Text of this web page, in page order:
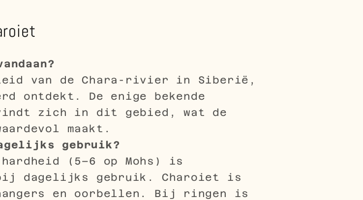
van de Chara-rivier in Siberië,
ontdekt. De enige bekende
zich in dit gebied, wat de
maakt.
gebruik?
(5–6 op Mohs) is
dagelijks gebruik. Charoiet is
en oorbellen. Bij ringen is